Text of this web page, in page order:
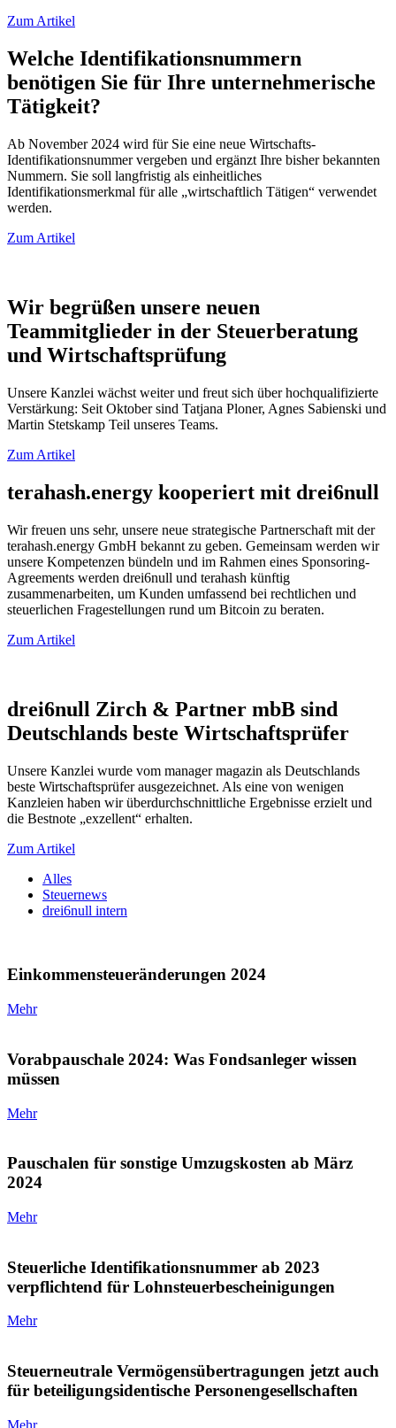
Zum Artikel
Welche Identifikationsnummern
benötigen Sie für Ihre unternehmerische
Tätigkeit?
Ab November 2024 wird für Sie eine neue Wirtschafts-
Identifikationsnummer vergeben und ergänzt Ihre bisher bekannten
Nummern. Sie soll langfristig als einheitliches
Identifikationsmerkmal für alle „wirtschaftlich Tätigen“ verwendet
werden.
Zum Artikel
Wir begrüßen unsere neuen
Teammitglieder in der Steuerberatung
und Wirtschaftsprüfung
Unsere Kanzlei wächst weiter und freut sich über hochqualifizierte
Verstärkung: Seit Oktober sind Tatjana Ploner, Agnes Sabienski und
Martin Stetskamp Teil unseres Teams.
Zum Artikel
terahash.energy kooperiert mit drei6null
Wir freuen uns sehr, unsere neue strategische Partnerschaft mit der
terahash.energy GmbH bekannt zu geben. Gemeinsam werden wir
unsere Kompetenzen bündeln und im Rahmen eines Sponsoring-
Agreements werden drei6null und terahash künftig
zusammenarbeiten, um Kunden umfassend bei rechtlichen und
steuerlichen Fragestellungen rund um Bitcoin zu beraten.
Zum Artikel
drei6null Zirch & Partner mbB sind
Deutschlands beste Wirtschaftsprüfer
Unsere Kanzlei wurde vom manager magazin als Deutschlands
beste Wirtschaftsprüfer ausgezeichnet. Als eine von wenigen
Kanzleien haben wir überdurchschnittliche Ergebnisse erzielt und
die Bestnote „exzellent“ erhalten.
Zum Artikel
Alles
Steuernews
drei6null intern
Einkommensteueränderungen 2024
Mehr
Vorabpauschale 2024: Was Fondsanleger wissen
müssen
Mehr
Pauschalen für sonstige Umzugskosten ab März
2024
Mehr
Steuerliche Identifikationsnummer ab 2023
verpflichtend für Lohnsteuerbescheinigungen
Mehr
Steuerneutrale Vermögensübertragungen jetzt auch
für beteiligungsidentische Personengesellschaften
Mehr